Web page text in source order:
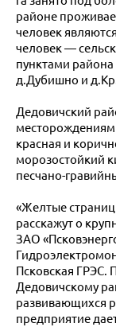
районе
человек
человек —
пунктами
д.Дубишно и
Дедовичский
красная и
морозостойкий
песчано-
«Желтые
расскажут о
ЗАО
Псковская ГРЭС.
Дедовичскому
развивающихся
предприятие